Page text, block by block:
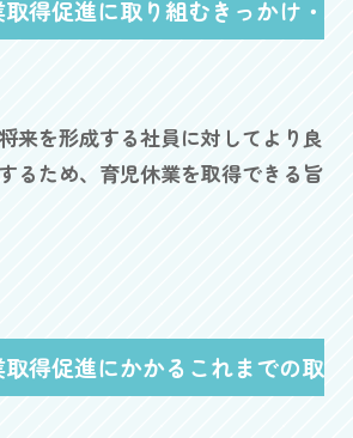
得促進に取り組むきっかけ・
来を形成する社員に対してより良
るため、育児休業を取得できる旨
得促進にかかるこれまでの取